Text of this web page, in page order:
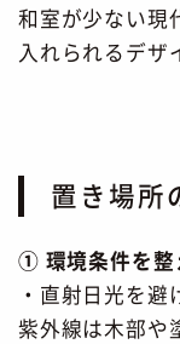
和室が少ない現
入れられるデザ
置き場所
① 環境条件を整
・直射日光を避
紫外線は木部や